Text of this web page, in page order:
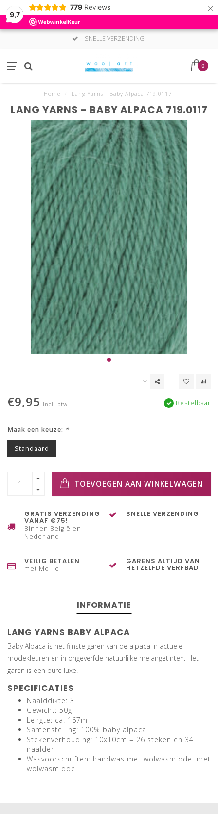
9,7
779 Reviews ×
SNELLE VERZENDING!
0
Home Lang Yarns - Baby Alpaca 719.0117
LANG YARNS - BABY ALPACA 719.0117
€9,95 Incl. btw Bestelbaar
Maak een keuze: *
Standaard
TOEVOEGEN AAN WINKELWAGEN
GRATIS VERZENDING
VANAF €75!
Binnen België en
Nederland
SNELLE VERZENDING!
VEILIG BETALEN
met Mollie
GARENS ALTIJD VAN
HETZELFDE VERFBAD!
INFORMATIE
LANG YARNS BABY ALPACA
Baby Alpaca is het fijnste garen van de alpaca in actuele
modekleuren en in ongeverfde natuurlijke melangetinten. Het
garen is een pure luxe.
SPECIFICATIES
Naalddikte: 3
Gewicht: 50g
Lengte: ca. 167m
Samenstelling: 100% baby alpaca
Stekenverhouding: 10x10cm = 26 steken en 34
naalden
Wasvoorschriften: handwas met wolwasmiddel met
wolwasmiddel